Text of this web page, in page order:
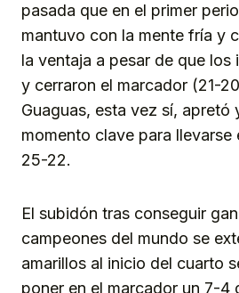
pasada que en el primer
mantuvo con la mente fría y
la ventaja a pesar de que los
y cerraron el marcador (21-
Guaguas, esta vez sí, apretó
momento clave para llevarse
25-22.
El subidón tras conseguir
campeones del mundo se
amarillos al inicio del cuarto
poner en el marcador un 7-4